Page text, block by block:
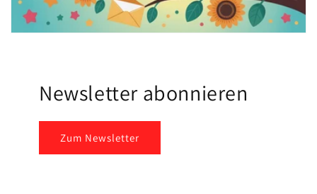
Newsletter abonnieren
Zum Newsletter